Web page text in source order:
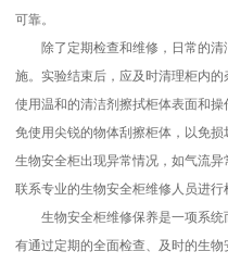
可靠。
除了定期检查和维修，日常的
施。实验结束后，应及时清理柜内的
使用温和的清洁剂擦拭柜体表面和
免使用尖锐的物体刮擦柜体，以免
生物安全柜出现异常情况，如气流
联系专业的生物安全柜维修人员进行
生物安全柜维修保养是一项系
有通过定期的全面检查、及时的生